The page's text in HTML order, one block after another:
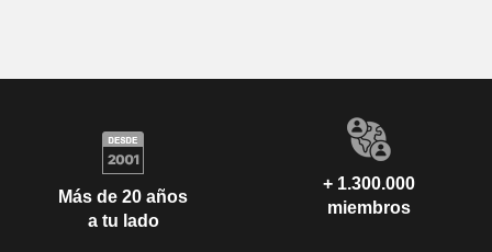
Más de 20 años
a tu lado
+ 1.300.000
miembros